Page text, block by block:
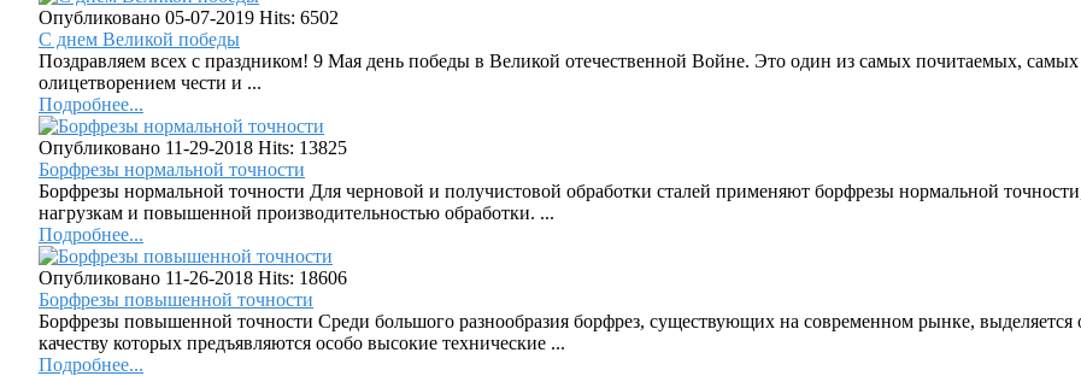
Опубликовано 05-07-2019 Hits: 6502
C днем Великой победы
Поздравляем всех с праздником! 9 Мая день победы в Великой отечественной Войне. Это один из самых почитаемых,
олицетворением чести и ...
Подробнее...
Опубликовано 11-29-2018 Hits: 13825
Борфрезы нормальной точности
Борфрезы нормальной точности Для черновой и получистовой обработки сталей применяют борфрезы нормальной
нагрузкам и повышенной производительностью обработки. ...
Подробнее...
Опубликовано 11-26-2018 Hits: 18606
Борфрезы повышенной точности
Борфрезы повышенной точности Среди большого разнообразия борфрез, существующих на современном рынке,
качеству которых предъявляются особо высокие технические ...
Подробнее...